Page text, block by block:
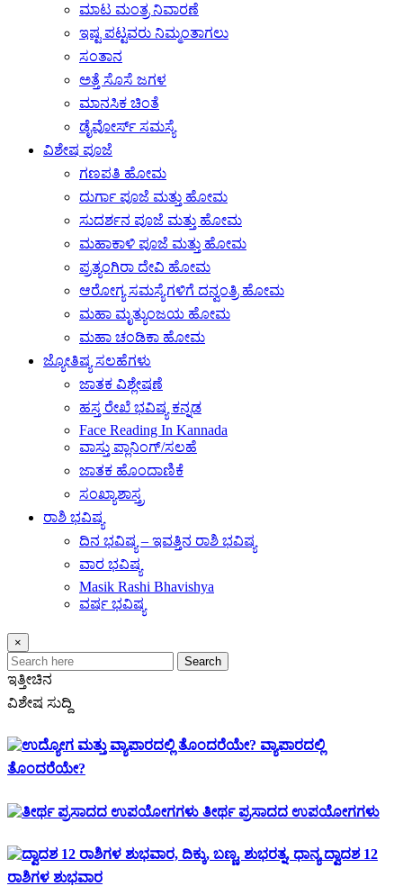
ಮಾಟ ಮಂತ್ರ ನಿವಾರಣೆ
ಇಷ್ಟ ಪಟ್ಟವರು ನಿಮ್ಮಂತಾಗಲು
ಸಂತಾನ
ಅತ್ತೆ ಸೊಸೆ ಜಗಳ
ಮಾನಸಿಕ ಚಿಂತೆ
ಡೈವೋರ್ಸ್ ಸಮಸ್ಯೆ
ವಿಶೇಷ ಪೂಜೆ
ಗಣಪತಿ ಹೋಮ
ದುರ್ಗಾ ಪೂಜೆ ಮತ್ತು ಹೋಮ
ಸುದರ್ಶನ ಪೂಜೆ ಮತ್ತು ಹೋಮ
ಮಹಾಕಾಳಿ ಪೂಜೆ ಮತ್ತು ಹೋಮ
ಪ್ರತ್ಯಂಗಿರಾ ದೇವಿ ಹೋಮ
ಆರೋಗ್ಯ ಸಮಸ್ಯೆಗಳಿಗೆ ದನ್ವಂತ್ರಿ ಹೋಮ
ಮಹಾ ಮೃತ್ಯುಂಜಯ ಹೋಮ
ಮಹಾ ಚಂಡಿಕಾ ಹೋಮ
ಜ್ಯೋತಿಷ್ಯ ಸಲಹೆಗಳು
ಜಾತಕ ವಿಶ್ಲೇಷಣೆ
ಹಸ್ತ ರೇಖೆ ಭವಿಷ್ಯ ಕನ್ನಡ
Face Reading In Kannada
ವಾಸ್ತು ಪ್ಲಾನಿಂಗ್/ಸಲಹೆ
ಜಾತಕ ಹೊಂದಾಣಿಕೆ
ಸಂಖ್ಯಾಶಾಸ್ತ್ರ
ರಾಶಿ ಭವಿಷ್ಯ
ದಿನ ಭವಿಷ್ಯ – ಇವತ್ತಿನ ರಾಶಿ ಭವಿಷ್ಯ
ವಾರ ಭವಿಷ್ಯ
Masik Rashi Bhavishya
ವರ್ಷ ಭವಿಷ್ಯ
×
Search
ಇತ್ತೀಚಿನ
ವಿಶೇಷ ಸುದ್ದಿ
ವ್ಯಾಪಾರದಲ್ಲಿ
ತೊಂದರೆಯೇ?
ತೀರ್ಥ ಪ್ರಸಾದದ ಉಪಯೋಗಗಳು
ದ್ವಾದಶ 12
ರಾಶಿಗಳ ಶುಭವಾರ